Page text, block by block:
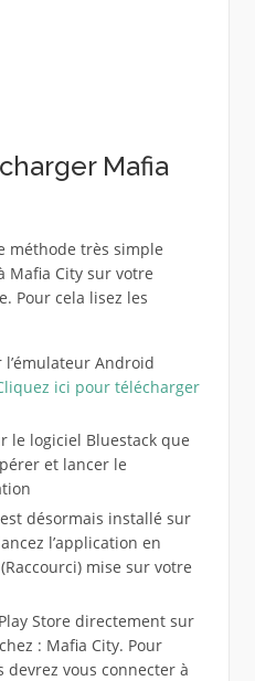
Mafia
méthode très simple
Mafia City sur votre
Pour cela lisez les
l’émulateur Android
ici pour télécharger
le logiciel Bluestack que
et lancer le
désormais installé sur
l’application en
mise sur votre
Store directement sur
: Mafia City. Pour
devrez vous connecter à